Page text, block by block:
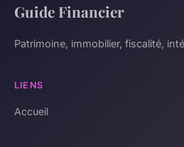
Guide Financier
Patrimoine, immobilier, fiscalité,
LIENS
Accueil